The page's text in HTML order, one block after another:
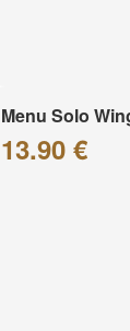
Menu Solo
13.90 €